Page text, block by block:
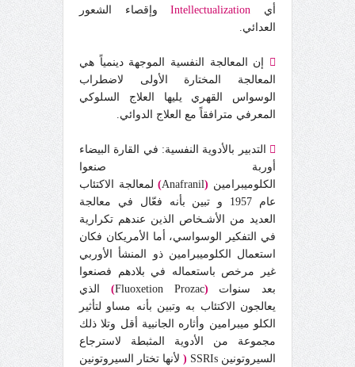
أي Intellectualizationوإقصاء الشعور
العدائي.

إن المعالجة النفسية الموجهة دينمياً هي
المعالجة المختارة الأولى لاضطراب
الوسواس القهري يليها العلاج السلوكي
المعرفي مترافقاً مع العلاج الدوائي.

التدبير بالأدوية النفسية: في القارة البيضاء
أوربة صنعوا
الكلوميبرامين (
Anafranil
)لمعالجة الاكتئاب
عام 1957 و تبين بأنه فعّال في معالجة
العديد من الأشـخاص الذين عندهم تكرارية
في التفكير الوسواسي، أما الأمريكان فكان
استعمال الكلوميبرامين ذو المنشأ الأوربي
غير مرخص باستعماله في بلادهم فصنعوا
بعد سنوات (
Fluoxetion Prozac
) الذي
يعالجون الاكتئاب به وتبين بأنه مساو لتأثير
الكلو ميبرامين وأثاره الجانبية أقل وتلا ذلك
مجموعة من الأدوية المثبطة لاسترجاع
السيروتونين SSRIs
( لأنها تختار السيروتونين